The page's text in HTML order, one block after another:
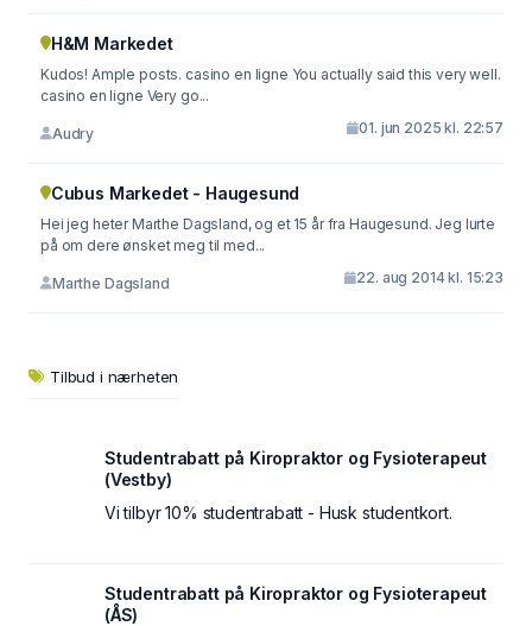
H&M Markedet
Kudos! Ample posts. casino en ligne You actually said this very well.
casino en ligne Very go...
Audry 01. jun 2025 kl. 22:57
Cubus Markedet - Haugesund
Hei jeg heter Marthe Dagsland, og et 15 år fra Haugesund. Jeg lurte
på om dere ønsket meg til med...
Marthe Dagsland 22. aug 2014 kl. 15:23
Tilbud i nærheten
Studentrabatt på Kiropraktor og Fysioterapeut
(Vestby)
Vi tilbyr 10% studentrabatt - Husk studentkort.
Studentrabatt på Kiropraktor og Fysioterapeut
(ÅS)